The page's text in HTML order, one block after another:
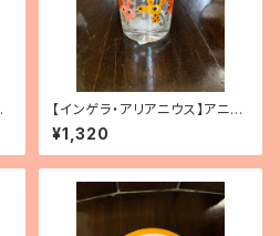
【インゲラ・アリアニウス】アニマ
ルグラス
¥1,320